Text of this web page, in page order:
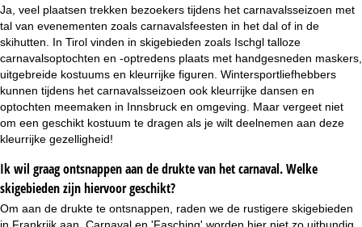
Ja, veel plaatsen trekken bezoekers tijdens het carnavalsseizoen met
tal van evenementen zoals carnavalsfeesten in het dal of in de
skihutten. In Tirol vinden in skigebieden zoals Ischgl talloze
carnavalsoptochten en -optredens plaats met handgesneden maskers,
uitgebreide kostuums en kleurrijke figuren. Wintersportliefhebbers
kunnen tijdens het carnavalsseizoen ook kleurrijke dansen en
optochten meemaken in Innsbruck en omgeving. Maar vergeet niet
om een geschikt kostuum te dragen als je wilt deelnemen aan deze
kleurrijke gezelligheid!
Ik wil graag ontsnappen aan de drukte van het carnaval. Welke
skigebieden zijn hiervoor geschikt?
Om aan de drukte te ontsnappen, raden we de rustigere skigebieden